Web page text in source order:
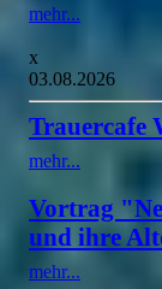
mehr...
x
03.08.2026
Trauercafe
mehr...
Vortrag
und ihre
mehr...